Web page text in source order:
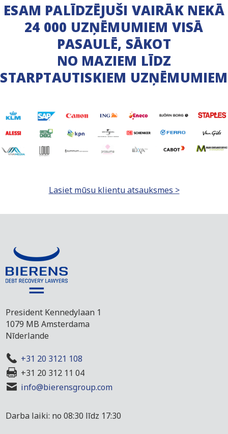
ESAM PALĪDZĒJUŠI VAIRĀK NEKĀ
24 000 UZŅĒMUMIEM VISĀ
PASAULĒ, SĀKOT
NO MAZIEM LĪDZ
STARPTAUTISKIEM UZŅĒMUMIEM
Lasiet mūsu klientu atsauksmes >
President Kennedylaan 1
1079 MB Amsterdama
Nīderlande
+31 20 3121 108
+31 20 312 11 04
info@bierensgroup.com
Darba laiki: no 08:30 līdz 17:30